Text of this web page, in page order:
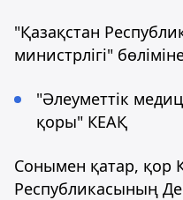
"Қазақстан
министрлігі"
"Әлеуметтік
қоры" КЕАҚ
Сонымен қатар, қор
Республикасының